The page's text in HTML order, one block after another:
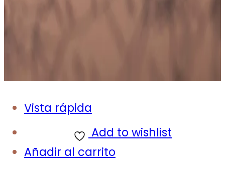
Vista rápida
Add to wishlist
Añadir al carrito